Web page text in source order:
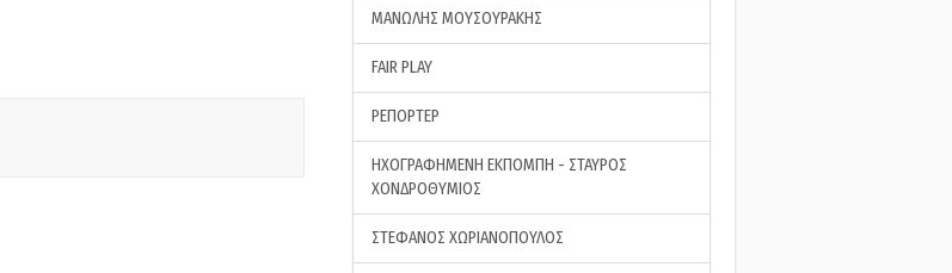
ΜΑΝΩΛΗΣ ΜΟΥΣΟΥΡΑΚΗΣ
FAIR PLAY
ΡΕΠΟΡΤΕΡ
ΗΧΟΓΡΑΦΗΜΕΝΗ ΕΚΠΟΜΠΗ - ΣΤΑΥΡΟΣ
ΧΟΝΔΡΟΘΥΜΙΟΣ
ΣΤΕΦΑΝΟΣ ΧΩΡΙΑΝΟΠΟΥΛΟΣ